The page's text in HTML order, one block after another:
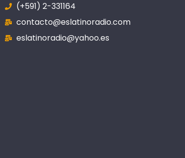
(+591) 2-331164
contacto@eslatinoradio.com
eslatinoradio@yahoo.es